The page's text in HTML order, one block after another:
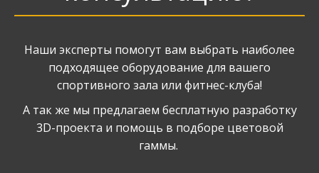
Наши эксперты помогут вам выбрать наиболее
подходящее оборудование для вашего
спортивного зала или фитнес-клуба!
А так же мы предлагаем бесплатную разработку
3D-проекта и помощь в подборе цветовой
гаммы.